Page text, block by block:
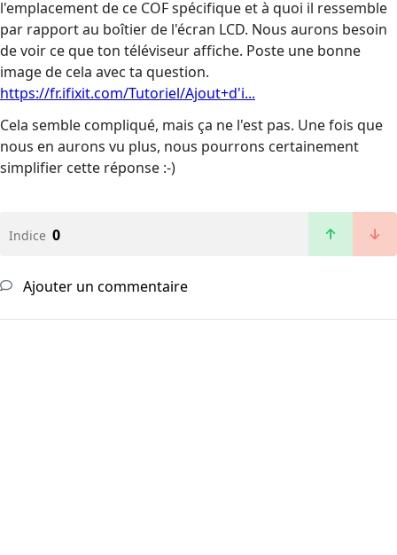
l'emplacement de ce COF spécifique et à quoi il ressemble
par rapport au boîtier de l'écran LCD. Nous aurons besoin
de voir ce que ton téléviseur affiche. Poste une bonne
image de cela avec ta question.
https://fr.ifixit.com/Tutoriel/Ajout+d'i...
Cela semble compliqué, mais ça ne l'est pas. Une fois que
nous en aurons vu plus, nous pourrons certainement
simplifier cette réponse :-)
Indice 0
Ajouter un commentaire